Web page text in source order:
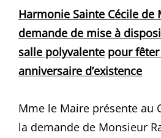
Harmonie Sainte Cécile de
demande de mise à
salle polyvalente pour fêter
anniversaire d’existence
Mme le Maire présente au
la demande de Monsieur